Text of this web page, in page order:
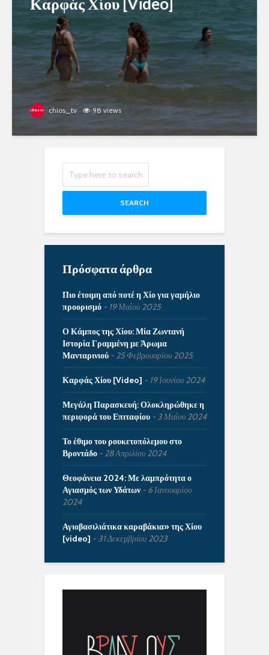
chios_tv 98 views
SEARCH
Πρόσφατα άρθρα
Πιο έτοιμη από ποτέ η Χίο για γαμήλιο
προορισμό
19 Μαΐου 2025
Ο Κάμπος της Χίου: Μία Ζωντανή
Ιστορία Γραμμένη με Άρωμα
Μανταρινιού
25 Φεβρουαρίου 2025
Καρφάς Χίου [Video] 19 Ιουνίου 2024
Μεγάλη Παρασκευή: Ολοκληρώθηκε η
περιφορά του Επιταφίου
3 Μαΐου 2024
Το έθιμο του ρουκετοπόλεμου στο
Βροντάδο
28 Απριλίου 2024
Θεοφάνεια 2024: Με λαμπρότητα ο
Αγιασμός των Υδάτων
6 Ιανουαρίου
2024
Αγιοβασιλιάτικα καραβάκια» της Χίου
[video]
31 Δεκεμβρίου 2023